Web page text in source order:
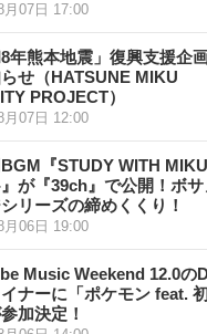
月07日 17:00
8年熊本地震」復興支援企
せ（HATSUNE MIKU
PROJECT）
月07日 12:00
『STUDY WITH
が『39ch』で公開！ボサ
リーズの締めくくり！
月06日 19:00
Music Weekend 12.0の
ナーに「ポケモン feat.
加決定！